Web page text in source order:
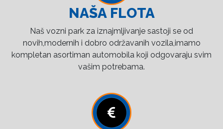
NAŠA FLOTA
Naš vozni park za iznajmljivanje sastoji se od
novih,modernih i dobro održavanih vozila,imamo
kompletan asortiman automobila koji odgovaraju svim
vašim potrebama.